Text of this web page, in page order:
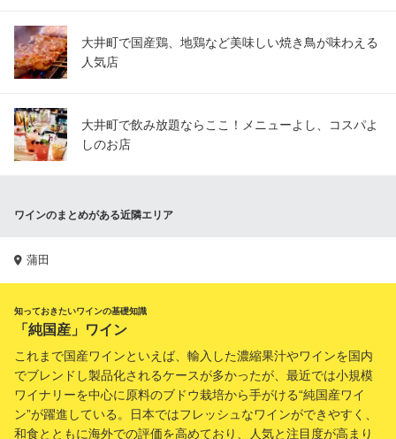
大井町で国産鶏、地鶏など美味しい焼き鳥が味わえる
人気店
大井町で飲み放題ならここ！メニューよし、コスパよ
しのお店
ワインのまとめがある近隣エリア
蒲田
知っておきたいワインの基礎知識
「純国産」ワイン
これまで国産ワインといえば、輸入した濃縮果汁やワインを国内
でブレンドし製品化されるケースが多かったが、最近では小規模
ワイナリーを中心に原料のブドウ栽培から手がける“純国産ワイ
ン”が躍進している。日本ではフレッシュなワインができやすく、
和食とともに海外での評価を高めており、人気と注目度が高まり